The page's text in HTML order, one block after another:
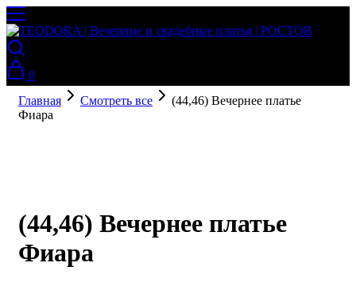
0
Главная
Смотреть все
(44,46) Вечернее платье
Фиара
(44,46) Вечернее платье
Фиара